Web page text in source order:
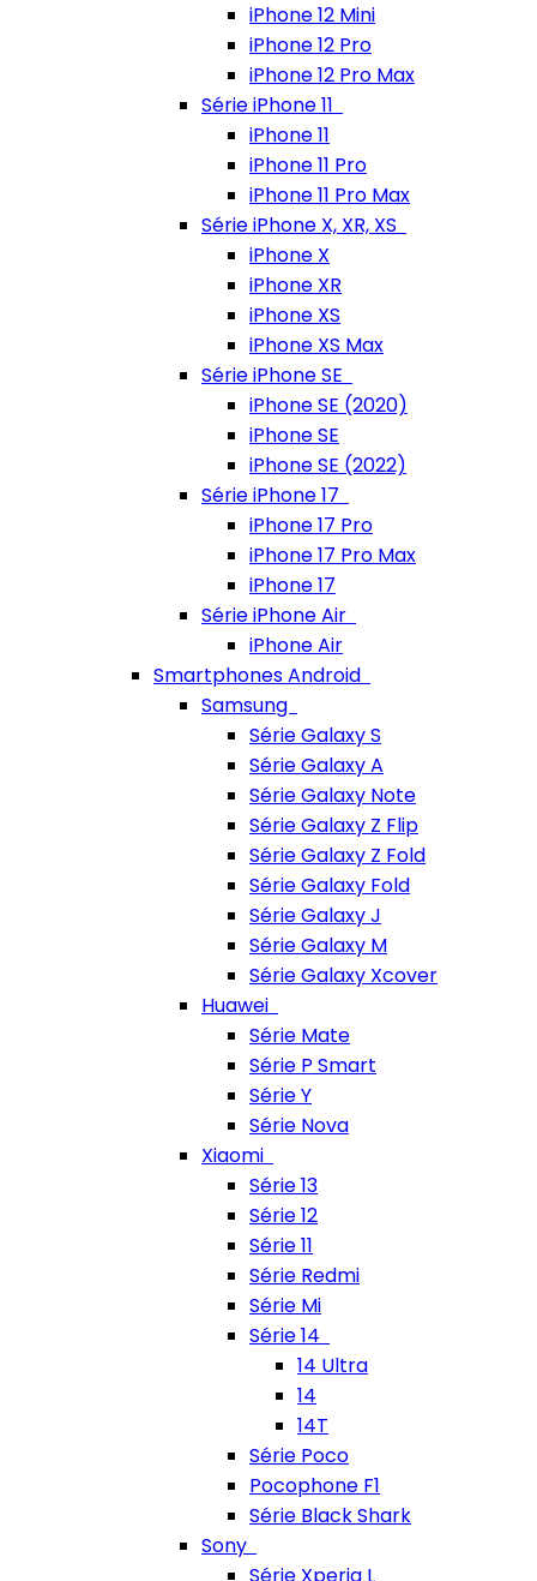
iPhone 12 Mini
iPhone 12 Pro
iPhone 12 Pro Max
Série iPhone 11
iPhone 11
iPhone 11 Pro
iPhone 11 Pro Max
Série iPhone X, XR, XS
iPhone X
iPhone XR
iPhone XS
iPhone XS Max
Série iPhone SE
iPhone SE (2020)
iPhone SE
iPhone SE (2022)
Série iPhone 17
iPhone 17 Pro
iPhone 17 Pro Max
iPhone 17
Série iPhone Air
iPhone Air
Smartphones Android
Samsung
Série Galaxy S
Série Galaxy A
Série Galaxy Note
Série Galaxy Z Flip
Série Galaxy Z Fold
Série Galaxy Fold
Série Galaxy J
Série Galaxy M
Série Galaxy Xcover
Huawei
Série Mate
Série P Smart
Série Y
Série Nova
Xiaomi
Série 13
Série 12
Série 11
Série Redmi
Série Mi
Série 14
14 Ultra
14
14T
Série Poco
Pocophone F1
Série Black Shark
Sony